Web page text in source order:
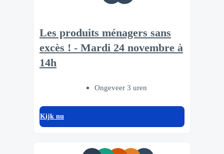
Les produits ménagers sans
excès ! - Mardi 24 novembre à
14h
Ongeveer 3 uren
Kijk nu